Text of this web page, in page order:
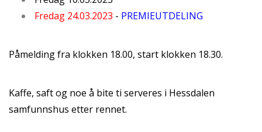
Fredag 24.03.2023 - PREMIEUTDELING
Påmelding fra klokken 18.00, start klokken 18.30.
Kaffe, saft og noe å bite ti serveres i Hessdalen
samfunnshus etter rennet.